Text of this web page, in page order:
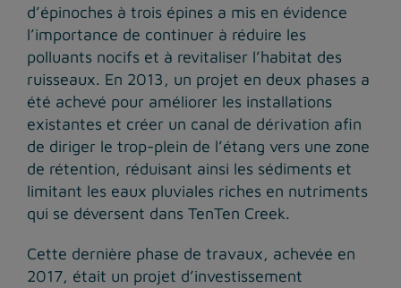
d’épinoches à trois épines a mis en évidence
l’importance de continuer à réduire les
polluants nocifs et à revitaliser l’habitat des
ruisseaux. En 2013, un projet en deux phases a
été achevé pour améliorer les installations
existantes et créer un canal de dérivation afin
de diriger le trop-plein de l’étang vers une zone
de rétention, réduisant ainsi les sédiments et
limitant les eaux pluviales riches en nutriments
qui se déversent dans TenTen Creek.
Cette dernière phase de travaux, achevée en
2017, était un projet d’investissement